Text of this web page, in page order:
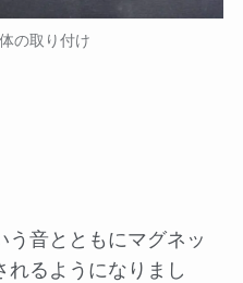
の取り付け
音とともにマグネッ
れるようになりまし